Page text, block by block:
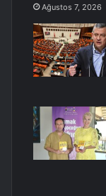
Ağustos 7, 2026